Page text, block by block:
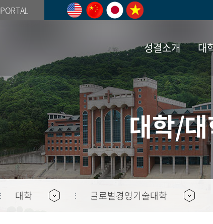
PORTAL
성결소개
총장실
총장인사말
총장소개
역대 학장 및 총장
학교법인
이사장소개
역대 이사장
법인 임원
이사회
기부금 공개
대
대학원
일반대학원
신학대학원
사회복지대학원
교육대학원
프라임대학원
계약학과
대학원
일반대학원
신학대학원
사회복지대학원
교육대학원
프라임대학원
계약학과
동아리
기독분과
문화분과
예능분과
체능분과
학술/봉사분과
학교시설
생활관
보건소
학술정보관
복지시설이용
대학일자리플러스센터
대학직장예비군
병무행정
예비군 안내
군종장교후보생 선발안내
통합역량개발시스템
(SUCCESS)
구성원참여소통
(통합민원)
학사/학적변동
장학/학자금대출
등록금
예비군
구성원참여소통
(학사구조 및
정책제안)
교내인 정책제안
교외인 정책제안
대학/
대학 글로벌경영기술대학